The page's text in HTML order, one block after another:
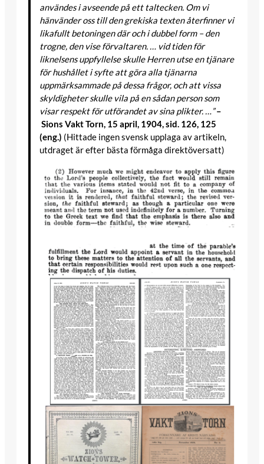
användes i avseende på ett taltecken. Om vi
hänvänder oss till den grekiska texten återfinner vi
likafullt betoningen där och i dubbel form – den
trogne, den vise förvaltaren. … vid tiden för
liknelsens uppfyllelse skulle Herren utse en tjänare
för hushållet i syfte att göra alla tjänarna
uppmärksammade på dessa frågor, och att vissa
skyldigheter skulle vila på en sådan person som
visar respekt för utförandet av sina plikter. …”–
Sions Vakt Torn, 15 april, 1904, sid. 126, 125
(eng.) (Hittade ingen svensk upplaga av artikeln,
utdraget är efter bästa förmåga direktöversatt)